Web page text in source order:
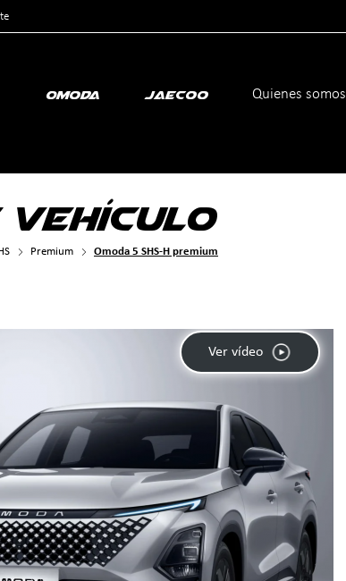
56, Alicante
Omoda Jaecoo Quienes somos
Premium Omoda 5 SHS-H premium
Ver vídeo